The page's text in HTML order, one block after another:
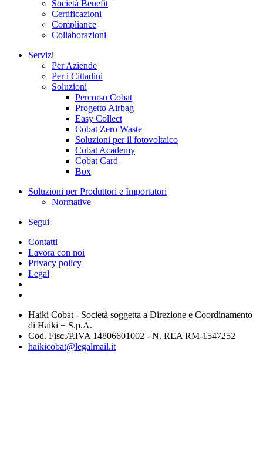
Società Benefit
Certificazioni
Compliance
Collaborazioni
Servizi
Per Aziende
Per i Cittadini
Soluzioni
Percorso Cobat
Progetto Airbag
Easy Collect
Cobat Zero Waste
Soluzioni per il fotovoltaico
Cobat Academy
Cobat Card
Box
Soluzioni per Produttori e Importatori
Normative
Segui
Contatti
Lavora con noi
Privacy policy
Legal
Haiki Cobat - Società soggetta a Direzione e Coordinamento
di Haiki + S.p.A.
Cod. Fisc./P.IVA 14806601002 - N. REA RM-1547252
haikicobat@legalmail.it